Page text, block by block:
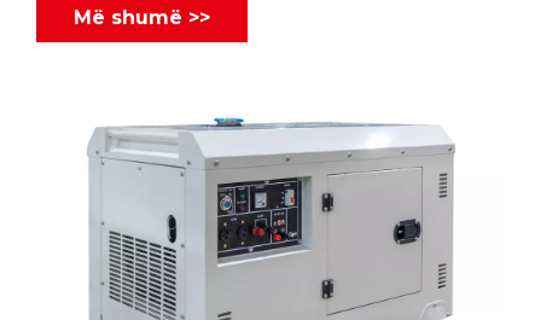
efikase.Më shumë >>